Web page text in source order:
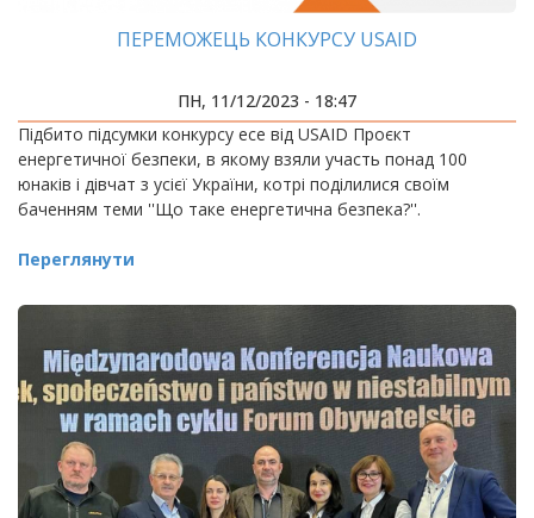
ПЕРЕМОЖЕЦЬ КОНКУРСУ USAID
ПН, 11/12/2023 - 18:47
Підбито підсумки конкурсу есе від USAID Проєкт
енергетичної безпеки, в якому взяли участь понад 100
юнаків і дівчат з усієї України, котрі поділилися своїм
баченням теми ''Що таке енергетична безпека?''.
Переглянути